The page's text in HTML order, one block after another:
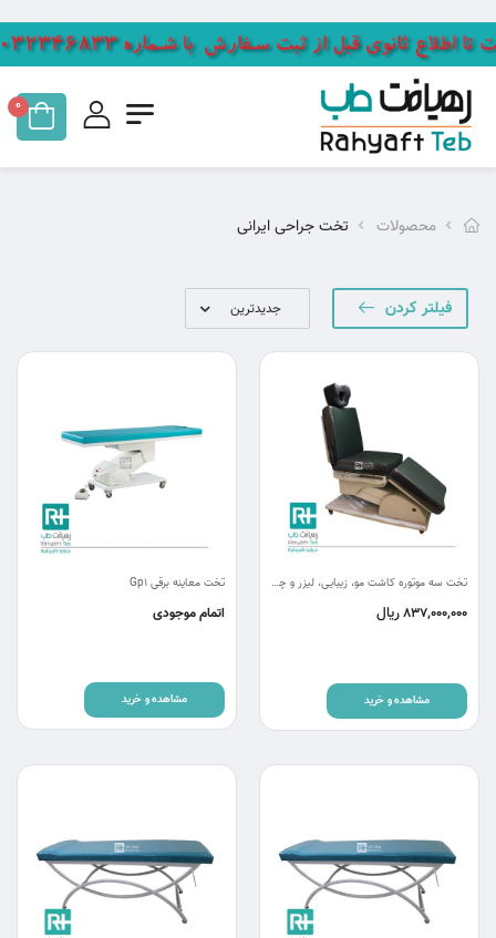
0
محصولات تخت جراحی ایرانی
فیلتر کردن
تخت سه موتوره کاشت مو، زیبایی، لیزر و چشم پزشکی اکونومی 2 RC3-eco
837,000,000ریال
مشاهده و خرید
تخت معاینه برقی Gp1
اتمام موجودی
مشاهده و خرید